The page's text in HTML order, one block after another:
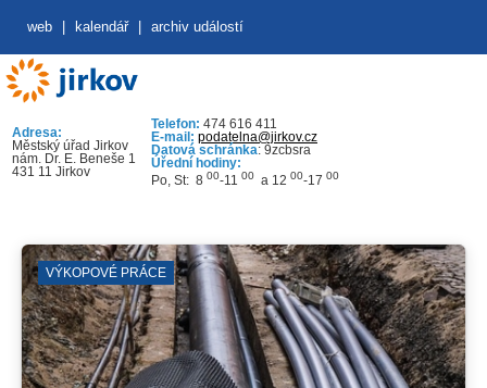
web kalendář archiv událostí
Adresa:
Městský úřad Jirkov
nám. Dr. E. Beneše 1
431 11 Jirkov
Telefon: 474 616 411
E-mail: podatelna@jirkov.cz
Datová schránka: 9zcbsra
Úřední hodiny:
Po, St: 8 00-11 00 a 12 00-17 00
VÝKOPOVÉ PRÁCE